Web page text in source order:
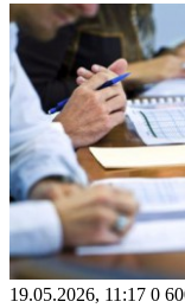
19.05.2026, 11:17 0